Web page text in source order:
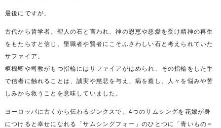
最後にですが、
古代から哲学者、聖人の石と言われ、神の恩恵や慈愛を受け精神の再生
をもたらすと信じ、聖職者や賢者にこそふさわしい石と考えられていた
サファイア。
枢機卿や司教がもつ指輪にはサファイアがはめられ、その指輪をした手
で信者に触れることは、誠実や慈悲を与え、病を癒し、人々を悩みや苦
しみから救うことを意味していました。
ヨーロッパに古くから伝わるジンクスで、4つのサムシングを花嫁が身
につけると幸せになれる「サムシングフォー」のひとつに「青いもの＝